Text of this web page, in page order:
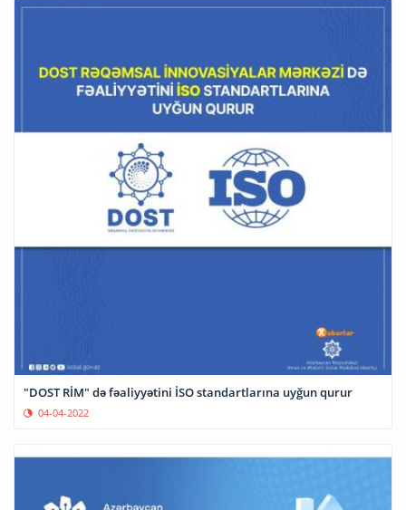
"DOST RİM" də fəaliyyətini İSO standartlarına uyğun qurur
04-04-2022